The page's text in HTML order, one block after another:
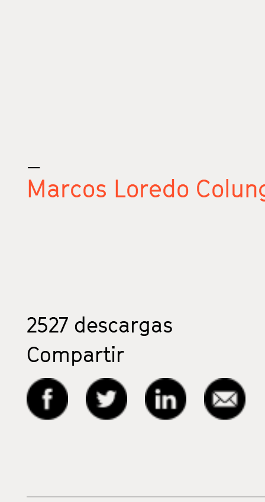
_
Marcos Loredo
2527 descargas
Compartir